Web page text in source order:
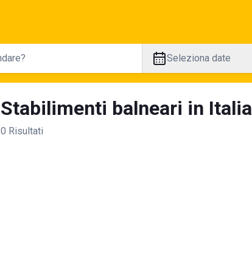
Seleziona date
Stabilimenti balneari in Italia
0 Risultati